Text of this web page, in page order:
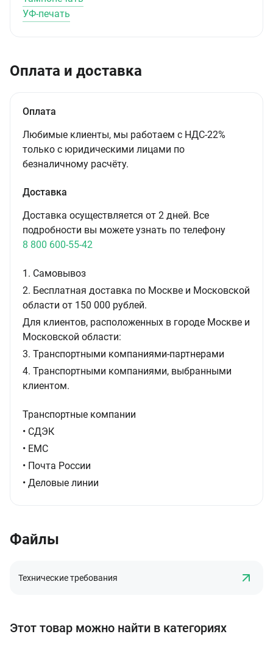
УФ-печать
Оплата и доставка
Оплата
Любимые клиенты, мы работаем с НДС-22%
только с юридическими лицами по
безналичному расчёту.
Доставка
Доставка осуществляется от 2 дней. Все
подробности вы можете узнать по телефону
8 800 600-55-42
1. Самовывоз
2. Бесплатная доставка по Москве и Московской
области от 150 000 рублей.
Для клиентов, расположенных в городе Москве и
Московской области:
3. Транспортными компаниями-партнерами
4. Транспортными компаниями, выбранными
клиентом.
Транспортные компании
• СДЭК
• ЕМС
• Почта России
• Деловые линии
Файлы
Технические требования
Этот товар можно найти в категориях